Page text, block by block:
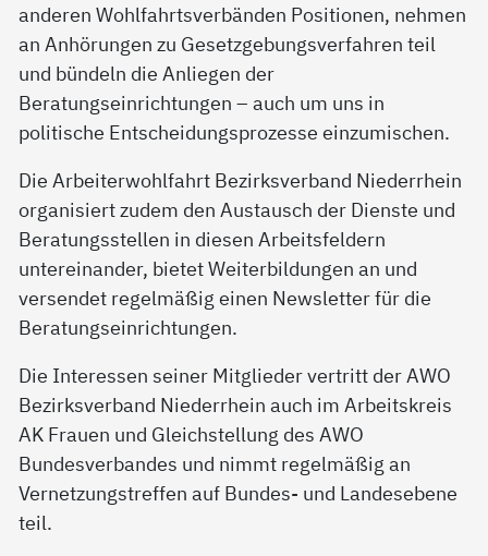
anderen Wohlfahrtsverbänden Positionen, nehmen
an Anhörungen zu Gesetzgebungsverfahren teil
und bündeln die Anliegen der
Beratungseinrichtungen – auch um uns in
politische Entscheidungsprozesse einzumischen.
Die Arbeiterwohlfahrt Bezirksverband Niederrhein
organisiert zudem den Austausch der Dienste und
Beratungsstellen in diesen Arbeitsfeldern
untereinander, bietet Weiterbildungen an und
versendet regelmäßig einen Newsletter für die
Beratungseinrichtungen.
Die Interessen seiner Mitglieder vertritt der AWO
Bezirksverband Niederrhein auch im Arbeitskreis
AK Frauen und Gleichstellung des AWO
Bundesverbandes und nimmt regelmäßig an
Vernetzungstreffen auf Bundes- und Landesebene
teil.